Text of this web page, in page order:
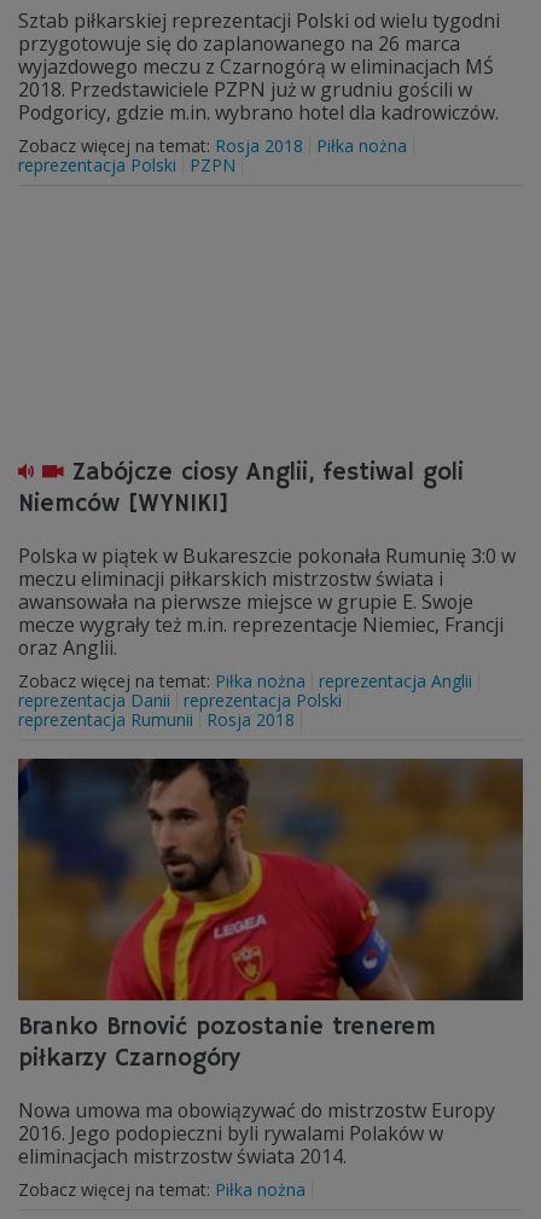
Sztab piłkarskiej reprezentacji Polski od wielu tygodni
przygotowuje się do zaplanowanego na 26 marca
wyjazdowego meczu z Czarnogórą w eliminacjach MŚ
2018. Przedstawiciele PZPN już w grudniu gościli w
Podgoricy, gdzie m.in. wybrano hotel dla kadrowiczów.
Zobacz więcej na temat: Rosja 2018
Piłka nożna
reprezentacja Polski
PZPN
Zabójcze ciosy Anglii, festiwal goli
Niemców [WYNIKI]
Polska w piątek w Bukareszcie pokonała Rumunię 3:0 w
meczu eliminacji piłkarskich mistrzostw świata i
awansowała na pierwsze miejsce w grupie E. Swoje
mecze wygrały też m.in. reprezentacje Niemiec, Francji
oraz Anglii.
Zobacz więcej na temat: Piłka nożna
reprezentacja Anglii
reprezentacja Danii
reprezentacja Polski
reprezentacja Rumunii
Rosja 2018
Branko Brnović pozostanie trenerem
piłkarzy Czarnogóry
Nowa umowa ma obowiązywać do mistrzostw Europy
2016. Jego podopieczni byli rywalami Polaków w
eliminacjach mistrzostw świata 2014.
Zobacz więcej na temat: Piłka nożna